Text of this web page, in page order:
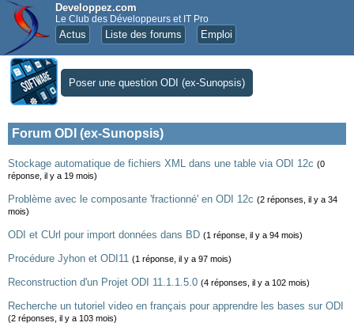
Developpez.com
Le Club des Développeurs et IT Pro
Actus Liste des forums Emploi
Poser une question ODI (ex-Sunopsis)
Forum ODI (ex-Sunopsis)
Stockage automatique de fichiers XML dans une table via ODI 12c (0
réponse, il y a 19 mois)
Problème avec le composante 'fractionné' en ODI 12c (2 réponses, il y a 34
mois)
ODI et CUrl pour import données dans BD (1 réponse, il y a 94 mois)
Procédure Jyhon et ODI11 (1 réponse, il y a 97 mois)
Reconstruction d'un Projet ODI 11.1.1.5.0 (4 réponses, il y a 102 mois)
Recherche un tutoriel video en français pour apprendre les bases sur ODI
(2 réponses, il y a 103 mois)